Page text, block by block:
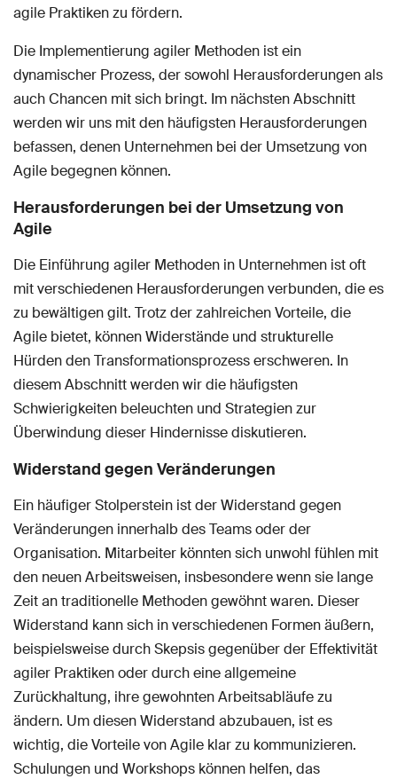
agile Praktiken zu fördern.
Die Implementierung agiler Methoden ist ein
dynamischer Prozess, der sowohl Herausforderungen als
auch Chancen mit sich bringt. Im nächsten Abschnitt
werden wir uns mit den häufigsten Herausforderungen
befassen, denen Unternehmen bei der Umsetzung von
Agile begegnen können.
Herausforderungen bei der Umsetzung von
Agile
Die Einführung agiler Methoden in Unternehmen ist oft
mit verschiedenen Herausforderungen verbunden, die es
zu bewältigen gilt. Trotz der zahlreichen Vorteile, die
Agile bietet, können Widerstände und strukturelle
Hürden den Transformationsprozess erschweren. In
diesem Abschnitt werden wir die häufigsten
Schwierigkeiten beleuchten und Strategien zur
Überwindung dieser Hindernisse diskutieren.
Widerstand gegen Veränderungen
Ein häufiger Stolperstein ist der Widerstand gegen
Veränderungen innerhalb des Teams oder der
Organisation. Mitarbeiter könnten sich unwohl fühlen mit
den neuen Arbeitsweisen, insbesondere wenn sie lange
Zeit an traditionelle Methoden gewöhnt waren. Dieser
Widerstand kann sich in verschiedenen Formen äußern,
beispielsweise durch Skepsis gegenüber der Effektivität
agiler Praktiken oder durch eine allgemeine
Zurückhaltung, ihre gewohnten Arbeitsabläufe zu
ändern. Um diesen Widerstand abzubauen, ist es
wichtig, die Vorteile von Agile klar zu kommunizieren.
Schulungen und Workshops können helfen, das